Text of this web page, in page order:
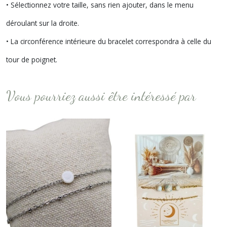
• Sélectionnez votre taille, sans rien ajouter, dans le menu
déroulant sur la droite.
• La circonférence intérieure du bracelet correspondra à celle du
tour de poignet.
Vous pourriez aussi être intéressé par